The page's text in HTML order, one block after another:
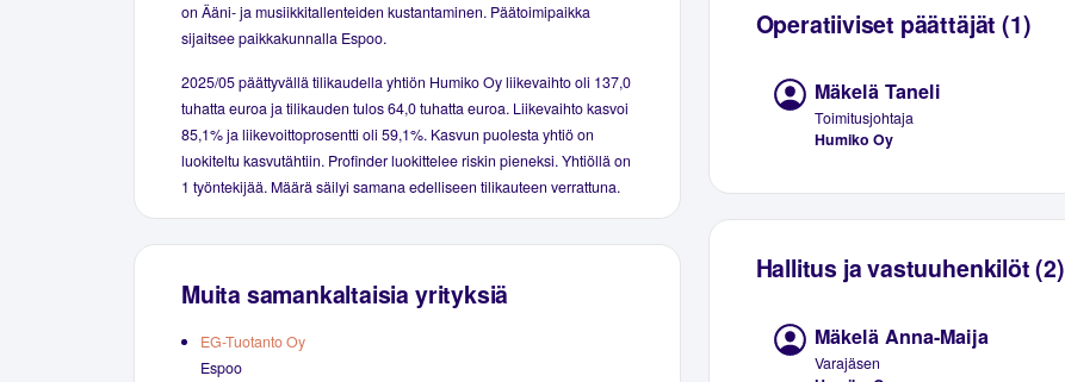
on Ääni- ja musiikkitallenteiden kustantaminen. Päätoimipaikka
sijaitsee paikkakunnalla Espoo.
2025/05 päättyvällä tilikaudella yhtiön Humiko Oy liikevaihto oli 137,0
tuhatta euroa ja tilikauden tulos 64,0 tuhatta euroa. Liikevaihto kasvoi
85,1% ja liikevoittoprosentti oli 59,1%. Kasvun puolesta yhtiö on
luokiteltu kasvutähtiin. Profinder luokittelee riskin pieneksi. Yhtiöllä on
1 työntekijää. Määrä säilyi samana edelliseen tilikauteen verrattuna.
Muita samankaltaisia yrityksiä
EG-Tuotanto Oy
Espoo
Operatiiviset päättäjät (1)
Mäkelä Taneli
Toimitusjohtaja
Humiko Oy
Hallitus ja vastuuhenkilöt (2)
Mäkelä Anna-Maija
Varajäsen